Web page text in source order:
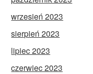
wrzesień 2023
sierpień 2023
lipiec 2023
czerwiec 2023